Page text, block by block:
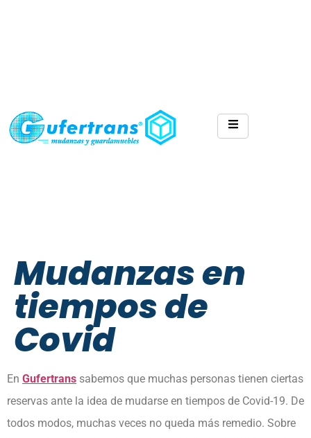
Mudanzas en
tiempos de
Covid
En Gufertrans sabemos que muchas personas tienen ciertas
reservas ante la idea de mudarse en tiempos de Covid-19. De
todos modos, muchas veces no queda más remedio. Sobre